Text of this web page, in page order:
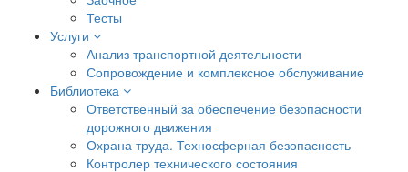
Тесты
Услуги
Анализ транспортной деятельности
Сопровождение и комплексное обслуживание
Библиотека
Ответственный за обеспечение безопасности
дорожного движения
Охрана труда. Техносферная безопасность
Контролер технического состояния